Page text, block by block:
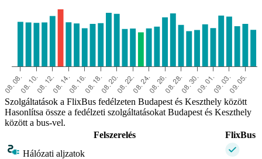
Szolgáltatások a FlixBus fedélzeten Budapest és Keszthely között
Hasonlítsa össze a fedélzeti szolgáltatásokat Budapest és Keszthely
között a bus-vel.
Felszerelés
FlixBus
Hálózati aljzatok